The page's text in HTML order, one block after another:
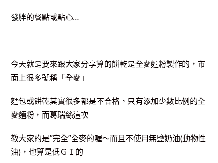
發胖的餐點或點心…
今天就是要來跟大家分享算的餅乾是全麥麵粉製作的，市
面上很多號稱「全麥」
麵包或餅乾其實很多都是不合格，只有添加少數比例的全
麥麵粉，而葛瑞絲這次
教大家的是”完全”全麥的喔～而且不使用無鹽奶油(動物性
油)，也算是低ＧＩ的